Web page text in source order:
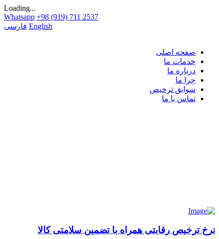
Loading...
Whatsapp +98 (919) 711 2537
فارسی English
صفحه اصلی
خدمات ما
درباره ما
چرا ما
سوابق ترخیص
تماس با ما
نرخ ترخیص رقابتی همراه با تضمین سلامتی کالا